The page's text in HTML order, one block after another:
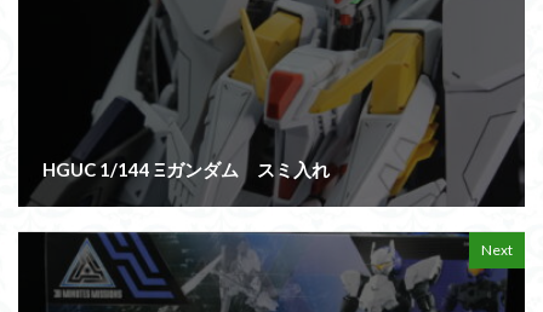
HGUC 1/144 Ξガンダム スミ入れ
Next